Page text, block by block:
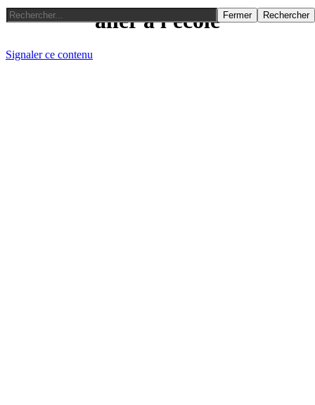
Fermer Rechercher
aller a l'ecole
Signaler ce contenu